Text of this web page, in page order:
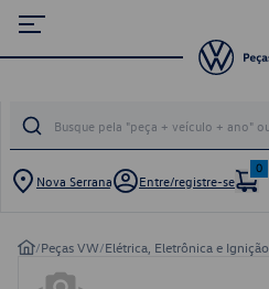
Nova Serrana Entre/registre-se
0
/Peças VW/Elétrica, Eletrônica e Ignição